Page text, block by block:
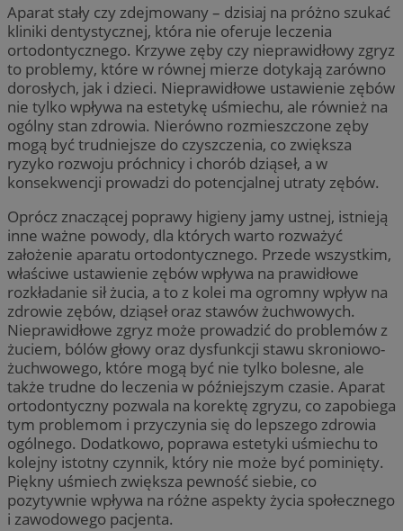
Aparat stały czy zdejmowany – dzisiaj na próżno szukać
kliniki dentystycznej, która nie oferuje leczenia
ortodontycznego. Krzywe zęby czy nieprawidłowy zgryz
to problemy, które w równej mierze dotykają zarówno
dorosłych, jak i dzieci. Nieprawidłowe ustawienie zębów
nie tylko wpływa na estetykę uśmiechu, ale również na
ogólny stan zdrowia. Nierówno rozmieszczone zęby
mogą być trudniejsze do czyszczenia, co zwiększa
ryzyko rozwoju próchnicy i chorób dziąseł, a w
konsekwencji prowadzi do potencjalnej utraty zębów.
Oprócz znaczącej poprawy higieny jamy ustnej, istnieją
inne ważne powody, dla których warto rozważyć
założenie aparatu ortodontycznego. Przede wszystkim,
właściwe ustawienie zębów wpływa na prawidłowe
rozkładanie sił żucia, a to z kolei ma ogromny wpływ na
zdrowie zębów, dziąseł oraz stawów żuchwowych.
Nieprawidłowe zgryz może prowadzić do problemów z
żuciem, bólów głowy oraz dysfunkcji stawu skroniowo-
żuchwowego, które mogą być nie tylko bolesne, ale
także trudne do leczenia w późniejszym czasie. Aparat
ortodontyczny pozwala na korektę zgryzu, co zapobiega
tym problemom i przyczynia się do lepszego zdrowia
ogólnego. Dodatkowo, poprawa estetyki uśmiechu to
kolejny istotny czynnik, który nie może być pominięty.
Piękny uśmiech zwiększa pewność siebie, co
pozytywnie wpływa na różne aspekty życia społecznego
i zawodowego pacjenta.